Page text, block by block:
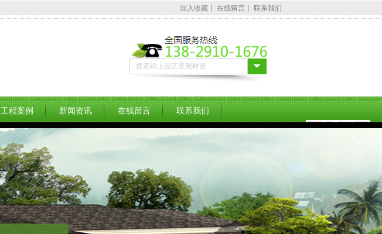
加入收藏 在线留言 联系我们
工程案例 新闻资讯 在线留言 联系我们